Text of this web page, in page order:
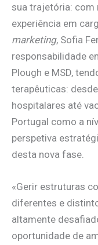
sua trajetória: com
experiência em
marketing, Sofia
responsabilidade
Plough e MSD,
terapêuticas:
hospitalares até
Portugal como a
perspetiva
desta nova fase.
«Gerir estruturas
diferentes e
altamente
oportunidade de